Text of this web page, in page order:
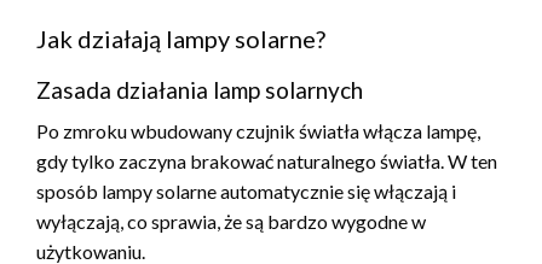
Jak działają lampy solarne?
Zasada działania lamp solarnych
Po zmroku wbudowany czujnik światła włącza lampę,
gdy tylko zaczyna brakować naturalnego światła. W ten
sposób lampy solarne automatycznie się włączają i
wyłączają, co sprawia, że są bardzo wygodne w
użytkowaniu.